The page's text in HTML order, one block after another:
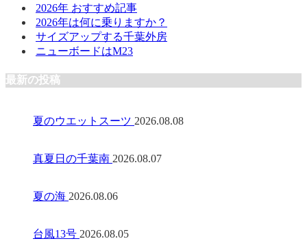
2026年 おすすめ記事
2026年は何に乗りますか？
サイズアップする千葉外房
ニューボードはM23
最新の投稿
夏のウエットスーツ 2026.08.08
真夏日の千葉南 2026.08.07
夏の海 2026.08.06
台風13号 2026.08.05